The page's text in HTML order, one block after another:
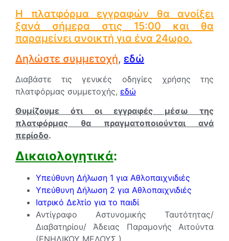
Η πλατφόρμα εγγραφών θα ανοίξει
ξανά σήμερα στις 15:00 και θα
παραμείνει ανοικτή για ένα 24ωρο.
Δηλώστε συμμετοχή, εδώ
Διαβάστε τις γενικές οδηγίες χρήσης της
πλατφόρμας συμμετοχής, εδώ
Θυμίζουμε ότι οι εγγραφές μέσω της
πλατφόρμας θα πραγματοποιούνται ανά
περίοδο.
Δικαιολογητικά:
Υπεύθυνη Δήλωση 1 για Αθλοπαιχνιδιές
Υπεύθυνη Δήλωση 2 για Αθλοπαιχνιδιές
Ιατρικό Δελτίο για το παιδί
Αντίγραφο Αστυνομικής Ταυτότητας/
Διαβατηρίου/ Άδειας Παραμονής Αιτούντα
(ΕΝΗΛΙΚΟΥ ΜΕΛΟΥΣ )